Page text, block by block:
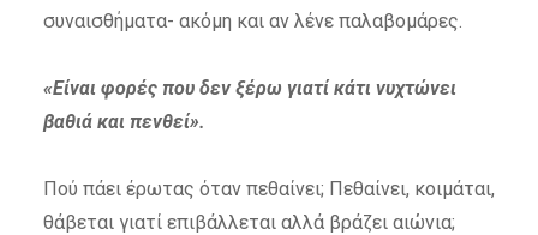
συναισθήματα- ακόμη και αν λένε παλαβομάρες.
«Είναι φορές που δεν ξέρω γιατί κάτι νυχτώνει
βαθιά και πενθεί».
Πού πάει έρωτας όταν πεθαίνει; Πεθαίνει, κοιμάται,
θάβεται γιατί επιβάλλεται αλλά βράζει αιώνια;